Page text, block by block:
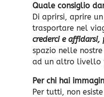
Quale consiglio
Di aprirsi, aprire
trasportare nel
crederci e
spazio nelle
ad un altro livello
Per chi hai
Per tutti, non